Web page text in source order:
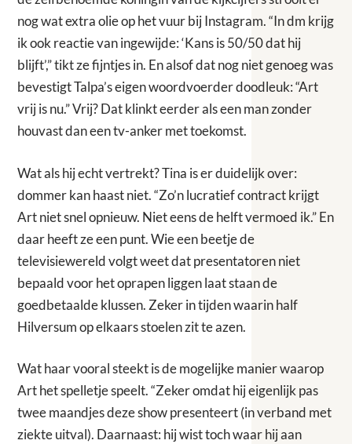
nog wat extra olie op het vuur bij Instagram. “In dm krijg
ik ook reactie van ingewijde: ‘Kans is 50/50 dat hij
blijft’,” tikt ze fijntjes in. En alsof dat nog niet genoeg was
bevestigt Talpa’s eigen woordvoerder doodleuk: “Art
vrij is nu.” Vrij? Dat klinkt eerder als een man zonder
houvast dan een tv-anker met toekomst.
Wat als hij echt vertrekt? Tina is er duidelijk over:
dommer kan haast niet. “Zo’n lucratief contract krijgt
Art niet snel opnieuw. Niet eens de helft vermoed ik.” En
daar heeft ze een punt. Wie een beetje de
televisiewereld volgt weet dat presentatoren niet
bepaald voor het oprapen liggen laat staan de
goedbetaalde klussen. Zeker in tijden waarin half
Hilversum op elkaars stoelen zit te azen.
Wat haar vooral steekt is de mogelijke manier waarop
Art het spelletje speelt. “Zeker omdat hij eigenlijk pas
twee maandjes deze show presenteert (in verband met
ziekte uitval). Daarnaast: hij wist toch waar hij aan